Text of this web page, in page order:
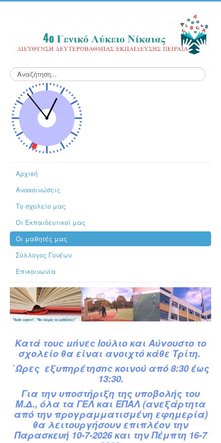
Αναζήτηση...
Αρχική
Ανακοινώσεις
Το σχολείο μας
Οι Εκπαιδευτικοί μας
Οι μαθητές μας
Σύλλογος Γονέων
Επικοινωνία
Κατά τους μήνες Ιούλιο και Αύγουστο το
σχολείο θα είναι ανοιχτό κάθε Τρίτη.
΄Ωρες εξυπηρέτησης κοινού από 8:30 έως
13:30.
Για την υποστήριξη της υποβολής του
Μ.Δ., όλα τα ΓΕΛ και ΕΠΑΛ (ανεξάρτητα
από την προγραμματισμένη εφημερία)
θα λειτουργήσουν επιπλέον την
Παρασκευή 10-7-2026 και την Πέμπτη 16-7